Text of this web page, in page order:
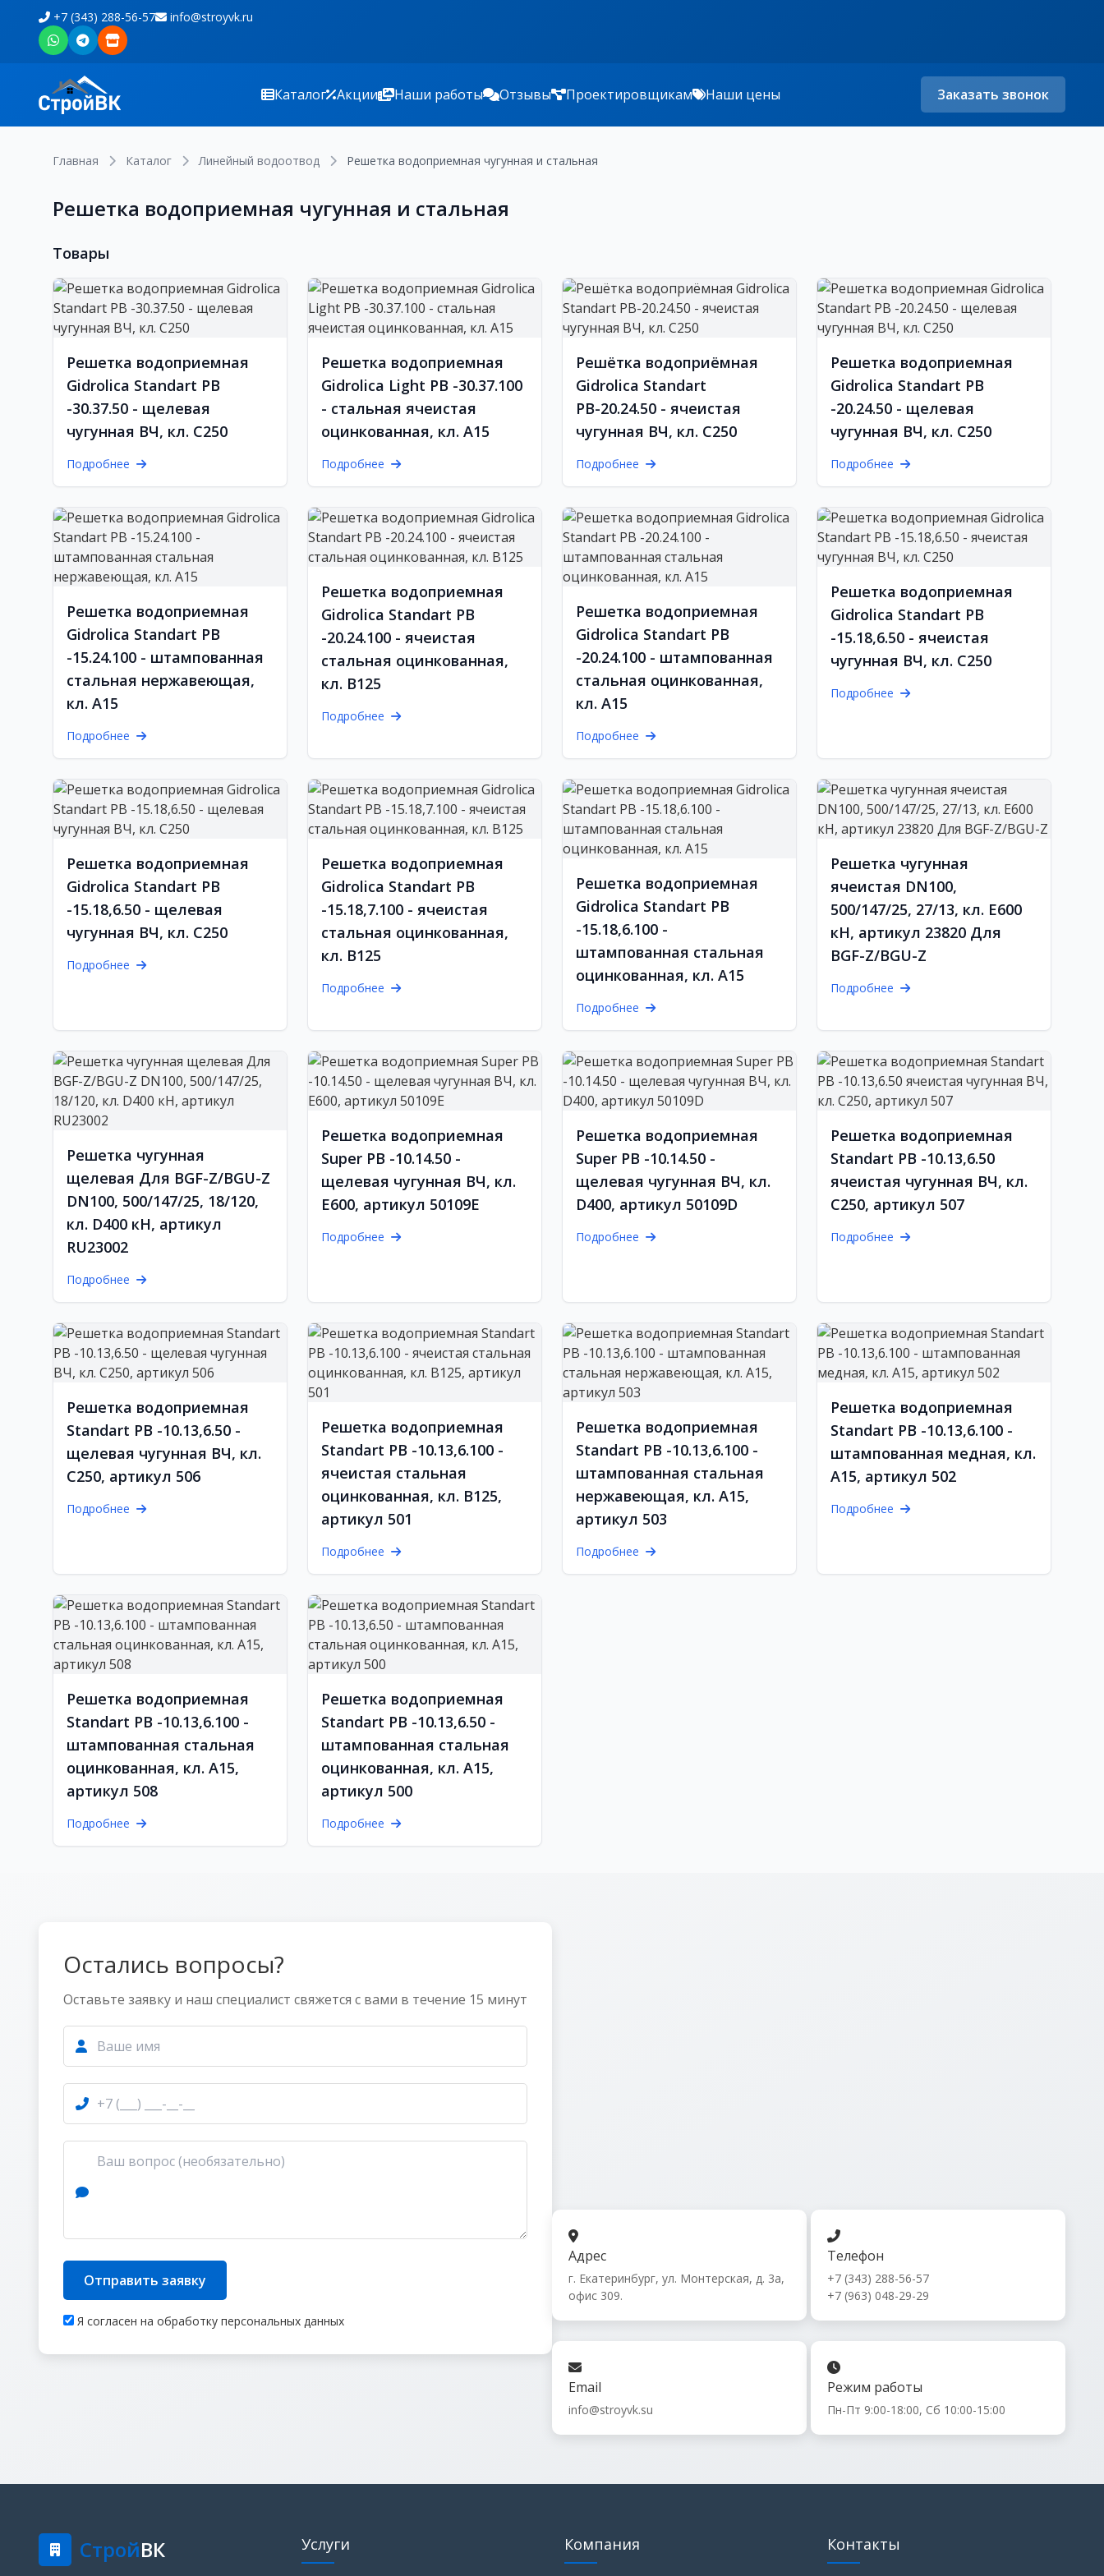
+7 (343) 288-56-57 info@stroyvk.ru
Каталог Акции Наши работы Отзывы Проектировщикам Наши цены Заказать звонок
Главная Каталог Линейный водоотвод Решетка водоприемная чугунная и стальная
Решетка водоприемная чугунная и стальная
Товары
Решетка водоприемная
Gidrolica Standart РВ
-30.37.50 - щелевая
чугунная ВЧ, кл. С250
Подробнее
Решетка водоприемная
Gidrolica Light РВ -30.37.100
- стальная ячеистая
оцинкованная, кл. А15
Подробнее
Решётка водоприёмная
Gidrolica Standart
РВ-20.24.50 - ячеистая
чугунная ВЧ, кл. С250
Подробнее
Решетка водоприемная
Gidrolica Standart РВ
-20.24.50 - щелевая
чугунная ВЧ, кл. С250
Подробнее
Решетка водоприемная
Gidrolica Standart РВ
-15.24.100 - штампованная
стальная нержавеющая,
кл. А15
Подробнее
Решетка водоприемная
Gidrolica Standart РВ
-20.24.100 - ячеистая
стальная оцинкованная,
кл. В125
Подробнее
Решетка водоприемная
Gidrolica Standart РВ
-20.24.100 - штампованная
стальная оцинкованная,
кл. А15
Подробнее
Решетка водоприемная
Gidrolica Standart РВ
-15.18,6.50 - ячеистая
чугунная ВЧ, кл. С250
Подробнее
Решетка водоприемная
Gidrolica Standart РВ
-15.18,6.50 - щелевая
чугунная ВЧ, кл. С250
Подробнее
Решетка водоприемная
Gidrolica Standart РВ
-15.18,7.100 - ячеистая
стальная оцинкованная,
кл. В125
Подробнее
Решетка водоприемная
Gidrolica Standart РВ
-15.18,6.100 -
штампованная стальная
оцинкованная, кл. А15
Подробнее
Решетка чугунная
ячеистая DN100,
500/147/25, 27/13, кл. E600
кН, артикул 23820 Для
BGF-Z/BGU-Z
Подробнее
Решетка чугунная
щелевая Для BGF-Z/BGU-Z
DN100, 500/147/25, 18/120,
кл. D400 кН, артикул
RU23002
Подробнее
Решетка водоприемная
Super РВ -10.14.50 -
щелевая чугунная ВЧ, кл.
Е600, артикул 50109Е
Подробнее
Решетка водоприемная
Super РВ -10.14.50 -
щелевая чугунная ВЧ, кл.
D400, артикул 50109D
Подробнее
Решетка водоприемная
Standart РВ -10.13,6.50
ячеистая чугунная ВЧ, кл.
С250, артикул 507
Подробнее
Решетка водоприемная
Standart РВ -10.13,6.50 -
щелевая чугунная ВЧ, кл.
С250, артикул 506
Подробнее
Решетка водоприемная
Standart РВ -10.13,6.100 -
ячеистая стальная
оцинкованная, кл. В125,
артикул 501
Подробнее
Решетка водоприемная
Standart РВ -10.13,6.100 -
штампованная стальная
нержавеющая, кл. А15,
артикул 503
Подробнее
Решетка водоприемная
Standart РВ -10.13,6.100 -
штампованная медная, кл.
А15, артикул 502
Подробнее
Решетка водоприемная
Standart РВ -10.13,6.100 -
штампованная стальная
оцинкованная, кл. А15,
артикул 508
Подробнее
Решетка водоприемная
Standart РВ -10.13,6.50 -
штампованная стальная
оцинкованная, кл. А15,
артикул 500
Подробнее
Остались вопросы?
Оставьте заявку и наш специалист свяжется с вами в течение 15 минут
Отправить заявку
Я согласен на обработку персональных данных
Адрес
г. Екатеринбург, ул. Монтерская, д. 3а,
офис 309.
Телефон
+7 (343) 288-56-57
+7 (963) 048-29-29
Email
info@stroyvk.su
Режим работы
Пн-Пт 9:00-18:00, Сб 10:00-15:00
СтройВК Услуги Компания Контакты